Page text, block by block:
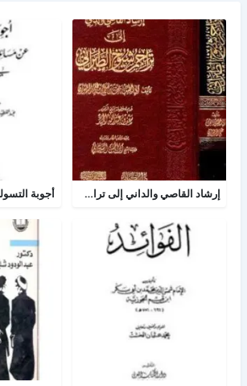
إرشاد القاصي والداني إلى تراجم شيوخ الطبراني